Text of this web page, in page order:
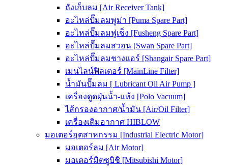
ถังเก็บลม [Air Receiver Tank]
อะไหล่ปั๊มลมพูม่า [Puma Spare Part]
อะไหล่ปั๊มลมฟูเช็ง [Fusheng Spare Part]
อะไหล่ปั๊มลมสวอน [Swan Spare Part]
อะไหล่ปั๊มลมชางแอร์ [Shangair Spare Part]
เมนไลน์ฟิลเตอร์ [MainLine Filter]
น้ำมันปั๊มลม [ Lubricant Oil Air Pump ]
เครื่องดูดฝุ่นน้ำ-แห้ง [Polo Vacuum]
ไส้กรองอากาศ/น้ำมัน [Air/Oil Filter]
เครื่องเติมอากาศ HIBLOW
มอเตอร์อุตสาหกรรม [Industrial Electric Motor]
มอเตอร์ลม [Air Motor]
มอเตอร์มิตซูบิชิ [Mitsubishi Motor]